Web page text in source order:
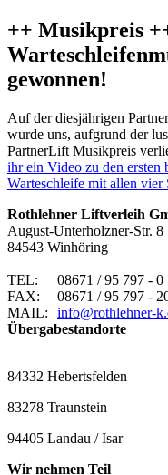
++ Musikpreis
gewonnen!
Auf der diesjährigen
wurde uns, aufgrund der
PartnerLift Musikpreis
ihr ein Video zu den ersten
Warteschleife mit allen vier
Rothlehner Liftverleih
August-Unterholzner-Str. 8
84543 Winhöring
TEL:
08671 / 95 797 - 0
FAX:
08671 / 95 797 -
MAIL:
info@rothlehner-
Übergabestandorte
84332 Hebertsfelden
83278 Traunstein
94405 Landau / Isar
Wir nehmen Teil